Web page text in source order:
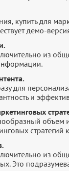
купить для
демо-
из
для
и
стратегий
из
Это